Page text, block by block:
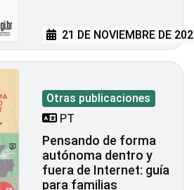
21 DE NOVIEMBRE DE
Otras publicaciones
PT
Pensando de forma
autónoma dentro y
fuera de Internet: guía
para familias